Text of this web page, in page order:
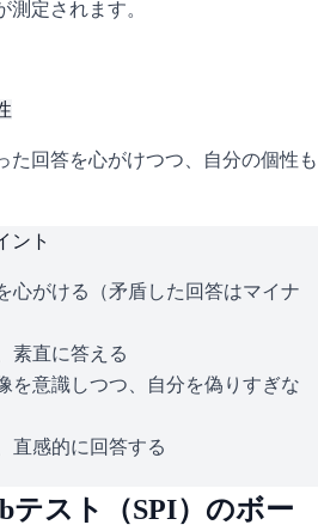
測定されます。
た回答を心がけつつ、自分の個性も
ント
心がける（矛盾した回答はマイナ
素直に答える
を意識しつつ、自分を偽りすぎな
直感的に回答する
テスト（SPI）のボー